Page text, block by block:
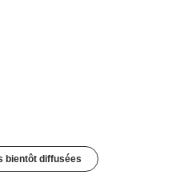
bientôt diffusées